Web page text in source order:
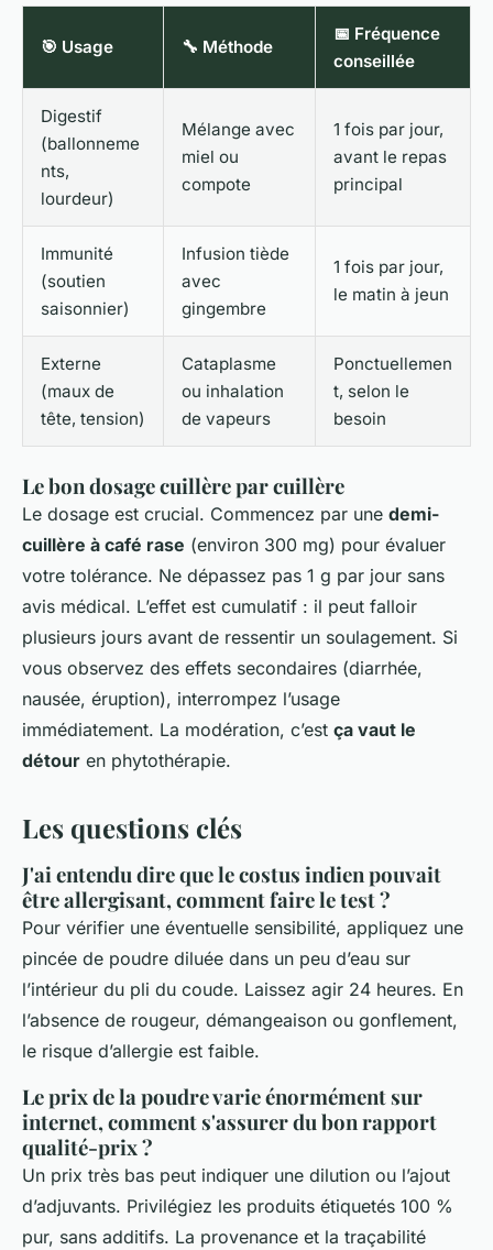
🎯 Usage 🔧 Méthode
📅 Fréquence
conseillée
Digestif
(ballonneme
nts,
lourdeur)
Mélange avec
miel ou
compote
1 fois par jour,
avant le repas
principal
Immunité
(soutien
saisonnier)
Infusion tiède
avec
gingembre
1 fois par jour,
le matin à jeun
Externe
(maux de
tête, tension)
Cataplasme
ou inhalation
de vapeurs
Ponctuellemen
t, selon le
besoin
Le bon dosage cuillère par cuillère
Le dosage est crucial. Commencez par une demi-
cuillère à café rase (environ 300 mg) pour évaluer
votre tolérance. Ne dépassez pas 1 g par jour sans
avis médical. L’effet est cumulatif : il peut falloir
plusieurs jours avant de ressentir un soulagement. Si
vous observez des effets secondaires (diarrhée,
nausée, éruption), interrompez l’usage
immédiatement. La modération, c’est ça vaut le
détour en phytothérapie.
Les questions clés
J'ai entendu dire que le costus indien pouvait
être allergisant, comment faire le test ?
Pour vérifier une éventuelle sensibilité, appliquez une
pincée de poudre diluée dans un peu d’eau sur
l’intérieur du pli du coude. Laissez agir 24 heures. En
l’absence de rougeur, démangeaison ou gonflement,
le risque d’allergie est faible.
Le prix de la poudre varie énormément sur
internet, comment s'assurer du bon rapport
qualité-prix ?
Un prix très bas peut indiquer une dilution ou l’ajout
d’adjuvants. Privilégiez les produits étiquetés 100 %
pur, sans additifs. La provenance et la traçabilité